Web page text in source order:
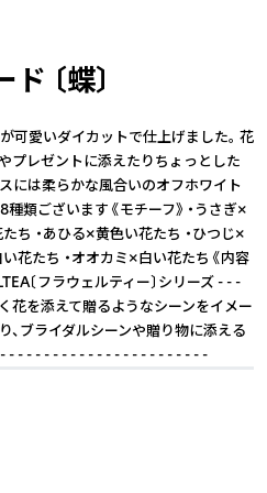
〔蝶〕
可愛いダイカットで仕上げました。 花
プレゼントに添えたりちょっとした
には柔らかな風合いのオフホワイト
類ございます 《モチーフ》 ・うさぎ×
ち ・あひる×黄色い花たち ・ひつじ×
花たち ・オオカミ×白い花たち 《内容
〔フラウェルティー〕シリーズ - - -
花を添えて贈るようなシーンをイメー
、ブライダルシーンや贈り物に添える
- - - - - - - - - - - - - - - - - - - - - - -